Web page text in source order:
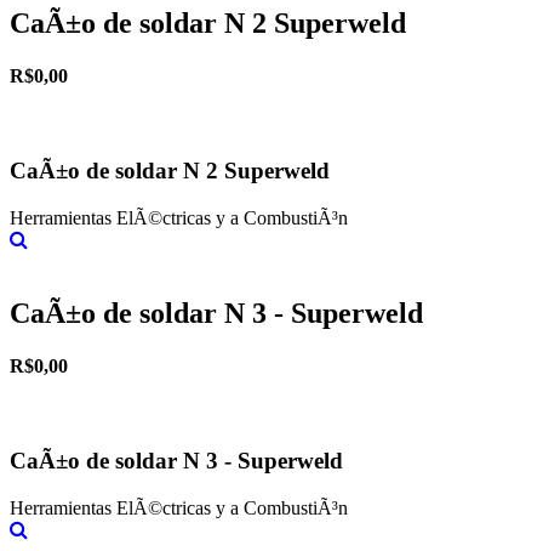
CaÃ±o de soldar N 2 Superweld
R$0,00
CaÃ±o de soldar N 2 Superweld
Herramientas ElÃ©ctricas y a CombustiÃ³n
CaÃ±o de soldar N 3 - Superweld
R$0,00
CaÃ±o de soldar N 3 - Superweld
Herramientas ElÃ©ctricas y a CombustiÃ³n